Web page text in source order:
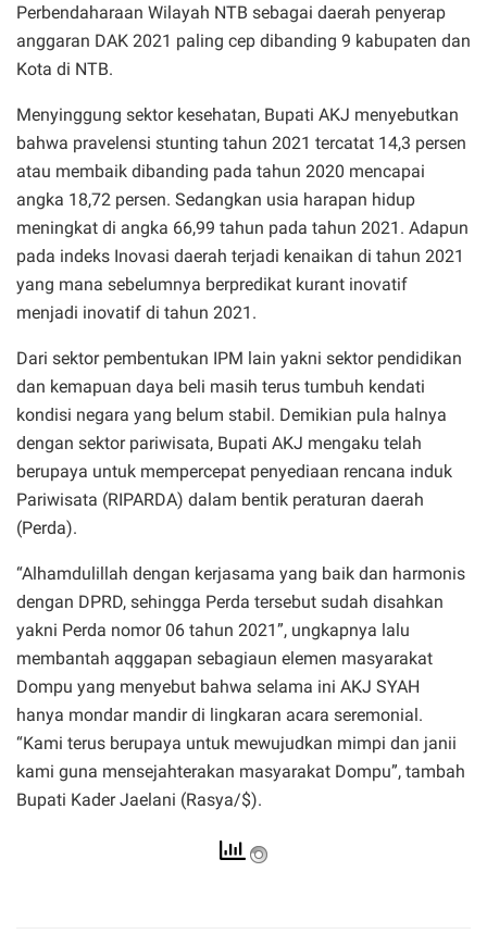
Perbendaharaan Wilayah NTB sebagai daerah penyerap
anggaran DAK 2021 paling cep dibanding 9 kabupaten dan
Kota di NTB.
Menyinggung sektor kesehatan, Bupati AKJ menyebutkan
bahwa pravelensi stunting tahun 2021 tercatat 14,3 persen
atau membaik dibanding pada tahun 2020 mencapai
angka 18,72 persen. Sedangkan usia harapan hidup
meningkat di angka 66,99 tahun pada tahun 2021. Adapun
pada indeks Inovasi daerah terjadi kenaikan di tahun 2021
yang mana sebelumnya berpredikat kurant inovatif
menjadi inovatif di tahun 2021.
Dari sektor pembentukan IPM lain yakni sektor pendidikan
dan kemapuan daya beli masih terus tumbuh kendati
kondisi negara yang belum stabil. Demikian pula halnya
dengan sektor pariwisata, Bupati AKJ mengaku telah
berupaya untuk mempercepat penyediaan rencana induk
Pariwisata (RIPARDA) dalam bentik peraturan daerah
(Perda).
“Alhamdulillah dengan kerjasama yang baik dan harmonis
dengan DPRD, sehingga Perda tersebut sudah disahkan
yakni Perda nomor 06 tahun 2021”, ungkapnya lalu
membantah aqggapan sebagiaun elemen masyarakat
Dompu yang menyebut bahwa selama ini AKJ SYAH
hanya mondar mandir di lingkaran acara seremonial.
“Kami terus berupaya untuk mewujudkan mimpi dan janii
kami guna mensejahterakan masyarakat Dompu”, tambah
Bupati Kader Jaelani (Rasya/$).